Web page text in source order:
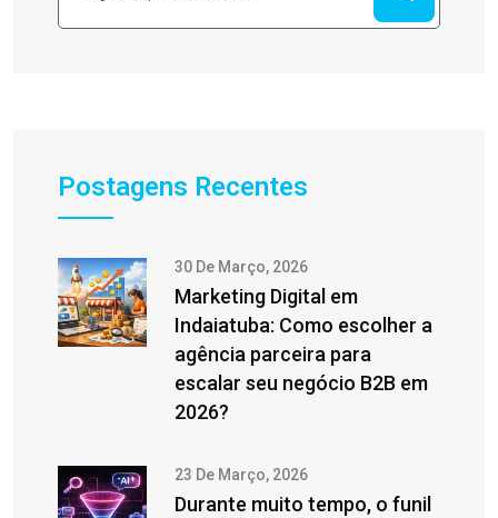
Postagens Recentes
30 De Março, 2026
Marketing Digital em
Indaiatuba: Como escolher a
agência parceira para
escalar seu negócio B2B em
2026?
23 De Março, 2026
Durante muito tempo, o funil